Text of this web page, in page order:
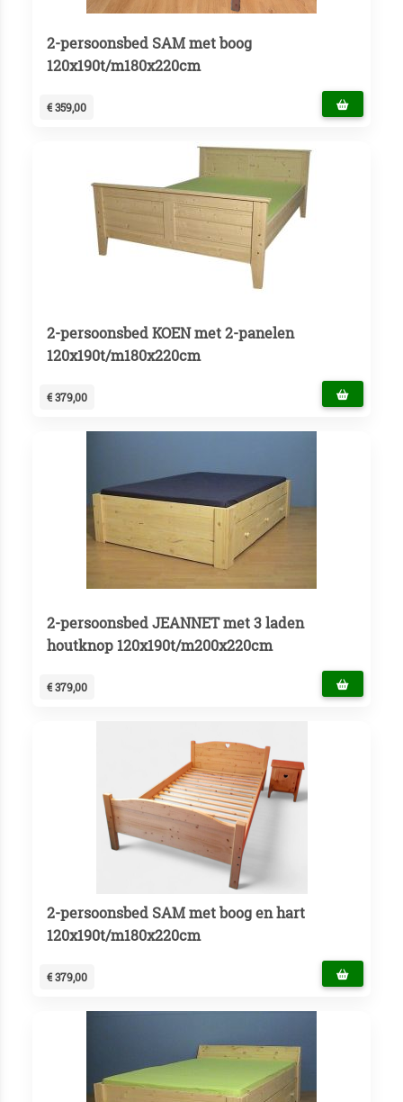
2-persoonsbed SAM met boog
120x190t/m180x220cm
€ 359,00
2-persoonsbed KOEN met 2-panelen
120x190t/m180x220cm
€ 379,00
2-persoonsbed JEANNET met 3 laden
houtknop 120x190t/m200x220cm
€ 379,00
2-persoonsbed SAM met boog en hart
120x190t/m180x220cm
€ 379,00